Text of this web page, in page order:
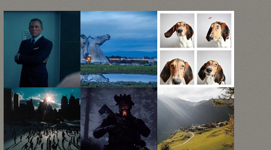
«Не время
умирать»:
Джеймс Бонд
...
Гигантские
лошадиные
головы
украсили
горизонт ...
Собаки из
приюта
Humane
Society ...